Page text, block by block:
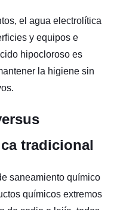
el agua electrolítica
y equipos e
hipocloroso es
la higiene sin
tradicional
saneamiento químico
químicos extremos